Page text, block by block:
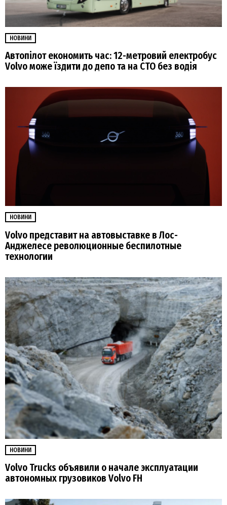
НОВИНИ
Автопілот економить час: 12-метровий електробус
Volvo може їздити до депо та на СТО без водія
НОВИНИ
Volvo представит на автовыставке в Лос-
Анджелесе революционные беспилотные
технологии
НОВИНИ
Volvo Trucks объявили о начале эксплуатации
автономных грузовиков Volvo FH